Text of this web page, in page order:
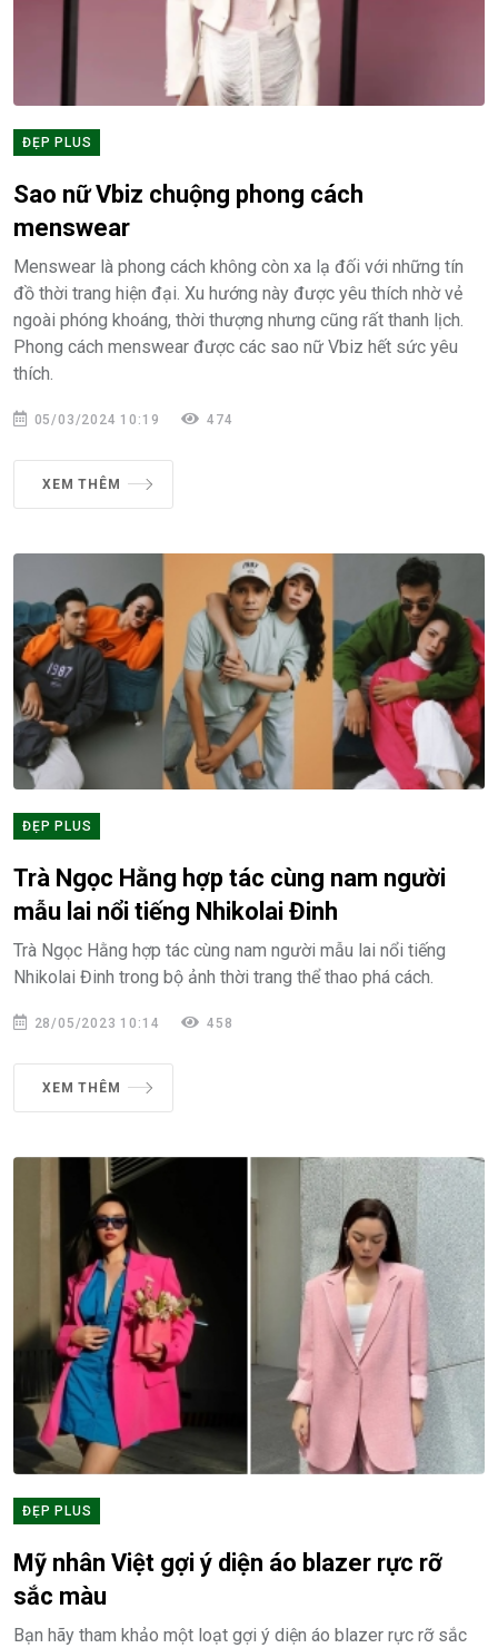
ĐẸP PLUS
Sao nữ Vbiz chuộng phong cách
menswear
Menswear là phong cách không còn xa lạ đối với những tín
đồ thời trang hiện đại. Xu hướng này được yêu thích nhờ vẻ
ngoài phóng khoáng, thời thượng nhưng cũng rất thanh lịch.
Phong cách menswear được các sao nữ Vbiz hết sức yêu
thích.
05/03/2024 10:19 474
XEM THÊM
ĐẸP PLUS
Trà Ngọc Hằng hợp tác cùng nam người
mẫu lai nổi tiếng Nhikolai Đinh
Trà Ngọc Hằng hợp tác cùng nam người mẫu lai nổi tiếng
Nhikolai Đinh trong bộ ảnh thời trang thể thao phá cách.
28/05/2023 10:14 458
XEM THÊM
ĐẸP PLUS
Mỹ nhân Việt gợi ý diện áo blazer rực rỡ
sắc màu
Bạn hãy tham khảo một loạt gợi ý diện áo blazer rực rỡ sắc